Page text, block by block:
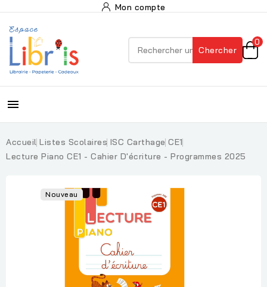
Mon compte
Chercher
0

Accueil Listes Scolaires ISC Carthage CE1
Lecture Piano CE1 - Cahier D'écriture - Programmes 2025
Nouveau